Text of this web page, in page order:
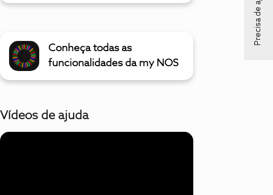
Conheça todas as
funcionalidades da my NOS
Vídeos de ajuda